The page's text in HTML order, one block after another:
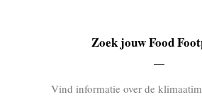
Zoek jouw Food
Vind informatie over de